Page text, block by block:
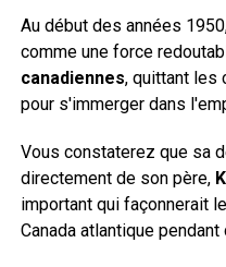
Au début des années
comme une force
canadiennes, quittant les
pour s'immerger dans
Vous constaterez que sa
directement de son père,
important qui façonnerait
Canada atlantique